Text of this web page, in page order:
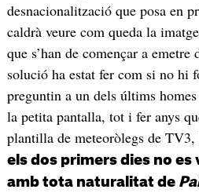
desnacionalització que posa en
caldrà veure com queda la
que s’han de començar a
solució ha estat fer com si no hi
preguntin a un dels últims
la petita pantalla, tot i fer anys
plantilla de meteoròlegs de TV3,
els dos primers dies no es
amb tota naturalitat de